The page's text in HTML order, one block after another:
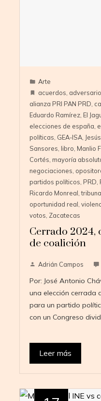
Arte
acuerdos,
alianza PRI PAN PRD,
Eduardo Ramírez, El
elecciones de españa,
políticas, GEA-ISA,
Sansores, libro, Manlio
Cortés, mayoría
negociaciones,
partidos políticos, PRD,
Ricardo Monreal,
oportunidad real,
votos, Zacatecas
Cerrado 2024,
de coalición
Adrián Campos
Por: José Antonio
una elección cerrada
para un partido
con un Congreso
Leer más